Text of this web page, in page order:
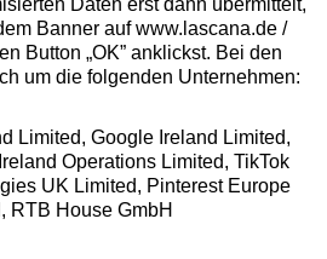
Versandkosten
zur Bonitätsprüfung
Daten erst dann übermittelt,
Banner auf www.lascana.de /
Button „OK” anklickst. Bei den
um die folgenden Unternehmen:
Limited, Google Ireland Limited,
Operations Limited, TikTok
UK Limited, Pinterest Europe
RTB House GmbH